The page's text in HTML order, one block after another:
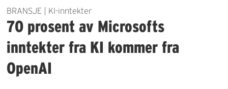
BRANSJE | KI-inntekter
70 prosent av Microsofts
inntekter fra KI kommer fra
OpenAI